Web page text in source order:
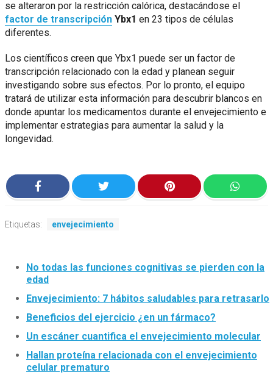
se alteraron por la restricción calórica, destacándose el
factor de transcripción Ybx1 en 23 tipos de células
diferentes.
Los científicos creen que Ybx1 puede ser un factor de
transcripción relacionado con la edad y planean seguir
investigando sobre sus efectos. Por lo pronto, el equipo
tratará de utilizar esta información para descubrir blancos en
donde apuntar los medicamentos durante el envejecimiento e
implementar estrategias para aumentar la salud y la
longevidad.
Etiquetas: envejecimiento
No todas las funciones cognitivas se pierden con la
edad
Envejecimiento: 7 hábitos saludables para retrasarlo
Beneficios del ejercicio ¿en un fármaco?
Un escáner cuantifica el envejecimiento molecular
Hallan proteína relacionada con el envejecimiento
celular prematuro